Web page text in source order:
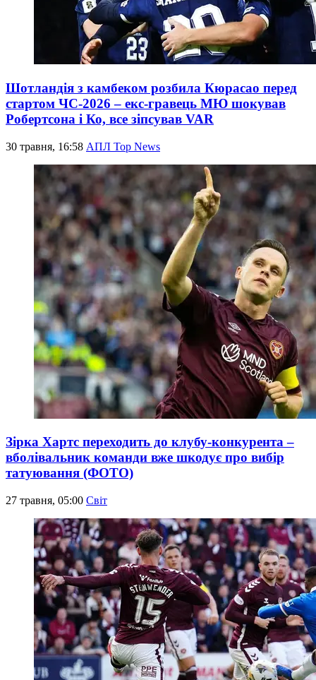
Шотландія з камбеком розбила Кюрасао перед
стартом ЧС-2026 – екс-гравець МЮ шокував
Робертсона і Ко, все зіпсував VAR
30 травня, 16:58 АПЛ Top News
Зірка Хартс переходить до клубу-конкурента –
вболівальник команди вже шкодує про вибір
татуювання (ФОТО)
27 травня, 05:00 Світ